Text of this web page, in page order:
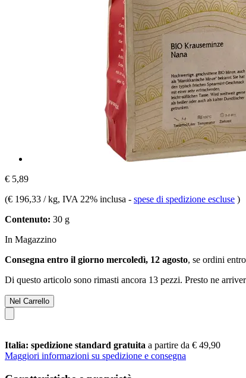
€ 5,89
(€ 196,33 / kg, IVA 22% inclusa - spese di spedizione escluse )
Contenuto: 30 g
In Magazzino
Consegna entro il giorno mercoledì, 12 agosto, se ordini entro
Di questo articolo sono rimasti ancora 13 pezzi. Presto ne
Nel Carrello
Italia: spedizione standard gratuita a partire da € 49,90
Maggiori informazioni su spedizione e consegna